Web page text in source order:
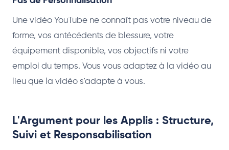
Une vidéo YouTube ne connaît pas votre niveau de
forme, vos antécédents de blessure, votre
équipement disponible, vos objectifs ni votre
emploi du temps. Vous vous adaptez à la vidéo au
lieu que la vidéo s'adapte à vous.
L'Argument pour les Applis : Structure,
Suivi et Responsabilisation